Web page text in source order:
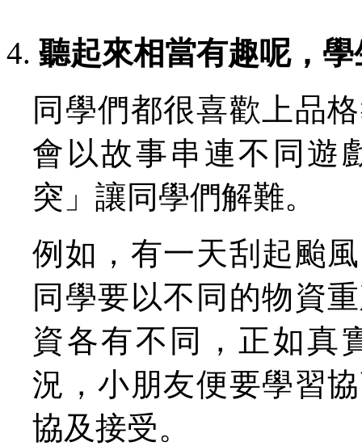
聽起來相當有趣呢，
同學們都很喜歡上品
會以故事串連不同遊
突」讓同學們解難。
例如，有一天刮起颱
同學要以不同的物資
資各有不同，正如真
況，小朋友便要學習
協及接受。